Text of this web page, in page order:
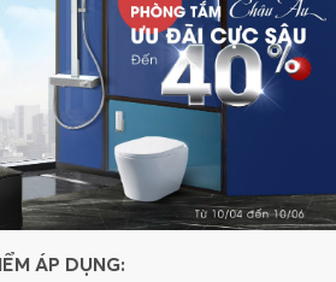
ÁP DỤNG: